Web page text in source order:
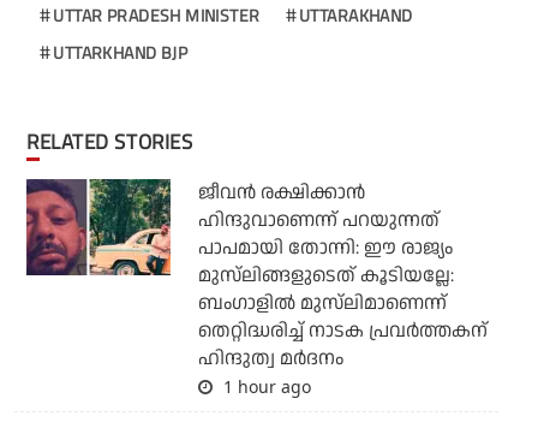
UTTAR PRADESH MINISTER
UTTARAKHAND
UTTARKHAND BJP
RELATED STORIES
ജീവന്‍ രക്ഷിക്കാന്‍
ഹിന്ദുവാണെന്ന് പറയുന്നത്
പാപമായി തോന്നി: ഈ രാജ്യം
മുസ്‌ലിങ്ങളുടെത് കൂടിയല്ലേ:
ബംഗാളില്‍ മുസ്‌ലിമാണെന്ന്
തെറ്റിദ്ധരിച്ച് നാടക പ്രവര്‍ത്തകന്
ഹിന്ദുത്വ മര്‍ദനം
1 hour ago